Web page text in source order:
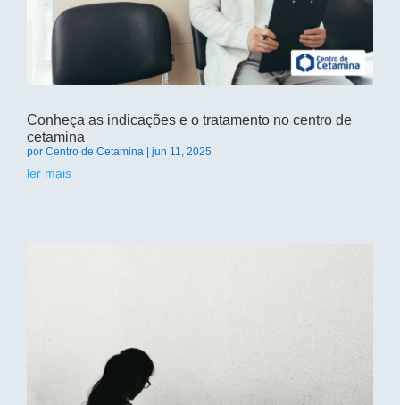
Conheça as indicações e o tratamento no centro de
cetamina
por Centro de Cetamina jun 11, 2025
ler mais